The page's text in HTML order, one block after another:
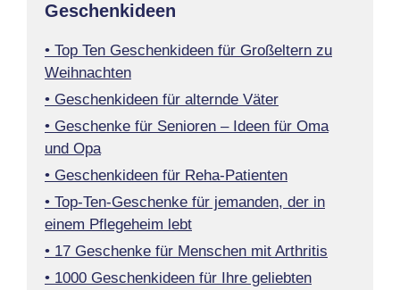
Geschenkideen
• Top Ten Geschenkideen für Großeltern zu
Weihnachten
• Geschenkideen für alternde Väter
• Geschenke für Senioren – Ideen für Oma
und Opa
• Geschenkideen für Reha-Patienten
• Top-Ten-Geschenke für jemanden, der in
einem Pflegeheim lebt
• 17 Geschenke für Menschen mit Arthritis
• 1000 Geschenkideen für Ihre geliebten